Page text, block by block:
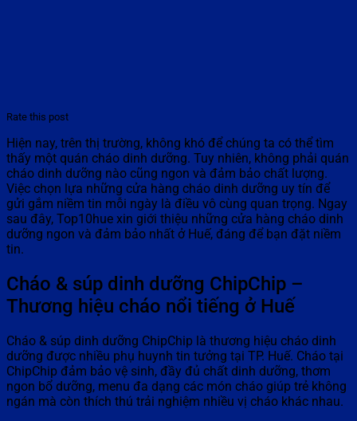
Rate this post
Hiện nay, trên thị trường, không khó để chúng ta có thể tìm
thấy một quán cháo dinh dưỡng. Tuy nhiên, không phải quán
cháo dinh dưỡng nào cũng ngon và đảm bảo chất lượng.
Việc chọn lựa những cửa hàng cháo dinh dưỡng uy tín để
gửi gắm niềm tin mỗi ngày là điều vô cùng quan trọng. Ngay
sau đây, Top10hue xin giới thiệu những cửa hàng cháo dinh
dưỡng ngon và đảm bảo nhất ở Huế, đáng để bạn đặt niềm
tin.
Cháo & súp dinh dưỡng ChipChip –
Thương hiệu cháo nổi tiếng ở Huế
Cháo & súp dinh dưỡng ChipChip là thương hiệu cháo dinh
dưỡng được nhiều phụ huynh tin tưởng tại TP. Huế. Cháo tại
ChipChip đảm bảo vệ sinh, đầy đủ chất dinh dưỡng, thơm
ngon bổ dưỡng, menu đa dạng các món cháo giúp trẻ không
ngán mà còn thích thú trải nghiệm nhiều vị cháo khác nhau.